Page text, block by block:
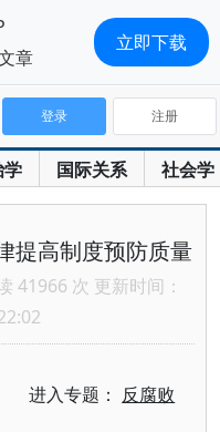
学 国际关系 社会学
登录 注册
提高制度预防质量
41966 次 更新时间：
进入专题： 反腐败
章
立即下载